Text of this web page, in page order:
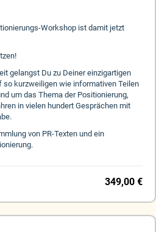
Workshop ist damit jetzt
gelangst Du zu Deiner einzigartigen
so kurzweiligen wie informativen Teilen
um das Thema der Positionierung,
in vielen hundert Gesprächen mit
von PR-Texten und ein
349,00 €